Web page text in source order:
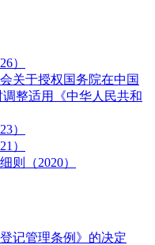
）
关于授权国务院在中国
调整适用《中华人民共和
）
）
则（2020）
记管理条例》的决定